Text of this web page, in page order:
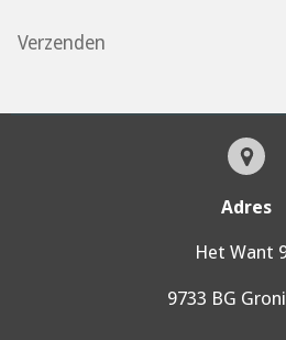
Verzenden
Adres
Het Want
9733 BG